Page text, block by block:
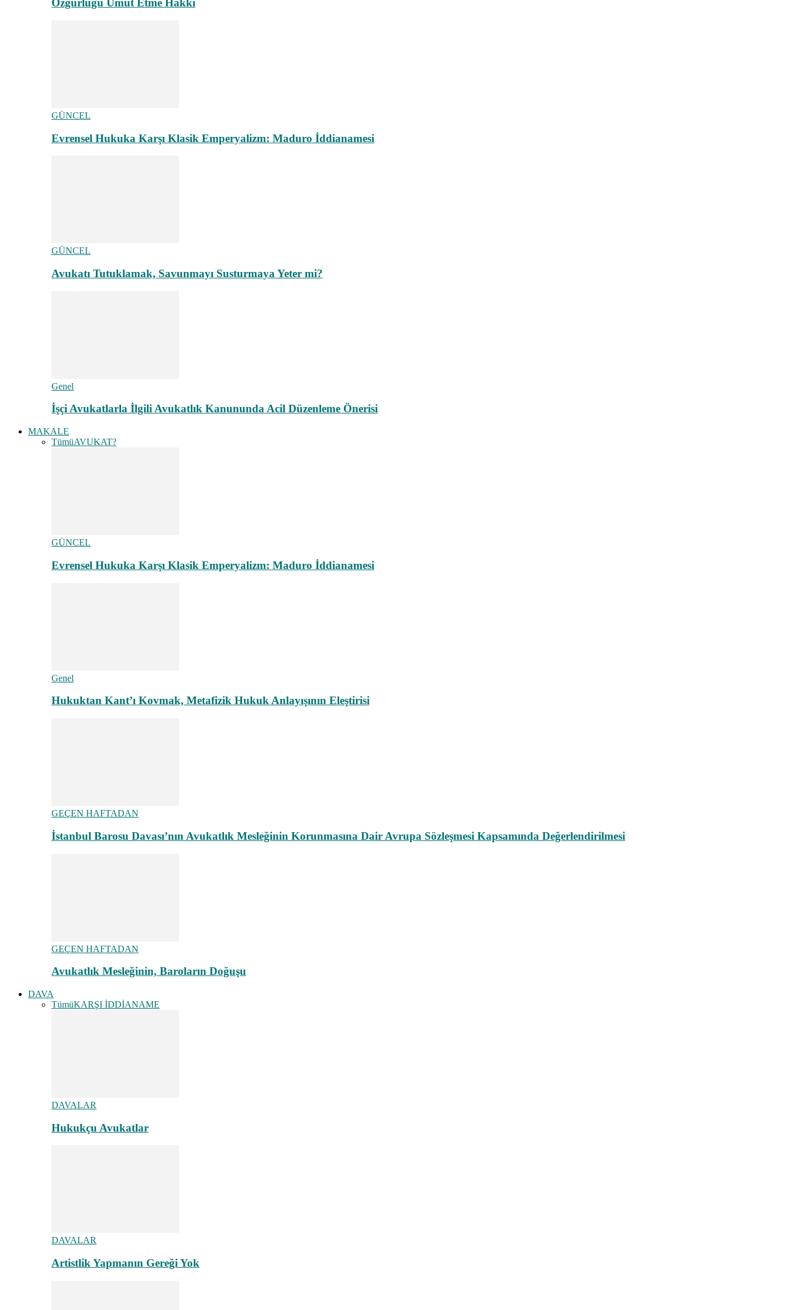
Özgürlüğü Umut Etme Hakkı
GÜNCEL
Evrensel Hukuka Karşı Klasik Emperyalizm: Maduro İddianamesi
GÜNCEL
Avukatı Tutuklamak, Savunmayı Susturmaya Yeter mi?
Genel
İşçi Avukatlarla İlgili Avukatlık Kanununda Acil Düzenleme Önerisi
MAKALE
TümüAVUKAT?
GÜNCEL
Evrensel Hukuka Karşı Klasik Emperyalizm: Maduro İddianamesi
Genel
Hukuktan Kant’ı Kovmak, Metafizik Hukuk Anlayışının Eleştirisi
GEÇEN HAFTADAN
İstanbul Barosu Davası’nın Avukatlık Mesleğinin Korunmasına Dair Avrupa Sözleşmesi Kapsamında Değerlendirilmesi
GEÇEN HAFTADAN
Avukatlık Mesleğinin, Baroların Doğuşu
DAVA
TümüKARŞI İDDİANAME
DAVALAR
Hukukçu Avukatlar
DAVALAR
Artistlik Yapmanın Gereği Yok